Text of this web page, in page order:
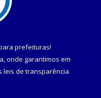
prefeituras!
onde garantimos em
leis de transparência